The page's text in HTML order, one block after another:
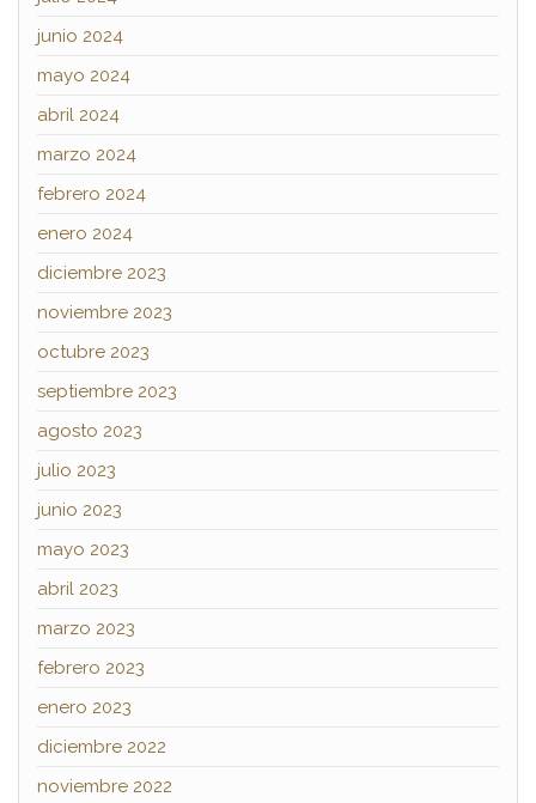
junio 2024
mayo 2024
abril 2024
marzo 2024
febrero 2024
enero 2024
diciembre 2023
noviembre 2023
octubre 2023
septiembre 2023
agosto 2023
julio 2023
junio 2023
mayo 2023
abril 2023
marzo 2023
febrero 2023
enero 2023
diciembre 2022
noviembre 2022